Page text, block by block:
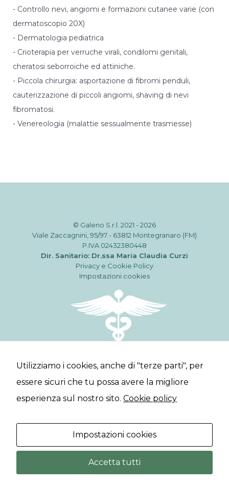
- Controllo nevi, angiomi e formazioni cutanee varie (con
dermatoscopio 20X)
- Dermatologia pediatrica
- Crioterapia per verruche virali, condilomi genitali,
cheratosi seborroiche ed attiniche.
- Piccola chirurgia: asportazione di fibromi penduli,
cauterizzazione di piccoli angiomi, shaving di nevi
fibromatosi.
- Venereologia (malattie sessualmente trasmesse)
© Galeno S.r.l. 2021 - 2026
Viale Zaccagnini, 95/97 - 63812 Montegranaro (FM)
P.IVA 02432380448
Dir. Sanitario: Dr.ssa Maria Claudia Curzi
Privacy e Cookie Policy
Impostazioni cookies
Servizi Professionisti
Lavora con noi
Contatti
Poliambulatorio specialistico a Montegranaro.
Studio Odontoiatrico e prenotazioni diagnostiche.
Utilizziamo i cookies, anche di "terze parti", per
essere sicuri che tu possa avere la migliore
esperienza sul nostro sito. Cookie policy
Impostazioni cookies
Accetta tutti